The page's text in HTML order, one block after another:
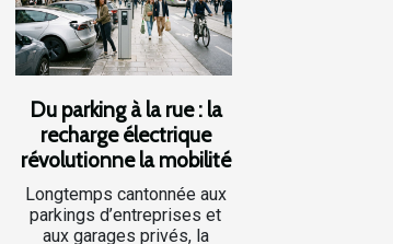
Du parking à la rue : la
recharge électrique
révolutionne la mobilité
Longtemps cantonnée aux
parkings d’entreprises et
aux garages privés, la